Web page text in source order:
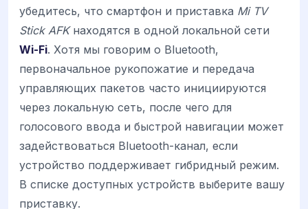
убедитесь, что смартфон и приставка Mi TV
Stick AFKнаходятся в одной локальной сети
Wi-Fi. Хотя мы говорим о Bluetooth,
первоначальное рукопожатие и передача
управляющих пакетов часто инициируются
через локальную сеть, после чего для
голосового ввода и быстрой навигации может
задействоваться Bluetooth-канал, если
устройство поддерживает гибридный режим.
В списке доступных устройств выберите вашу
приставку.